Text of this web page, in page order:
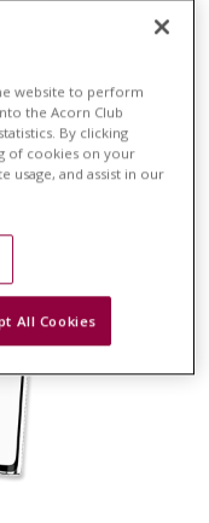
website to perform
the Acorn Club
By clicking
of cookies on your
usage, and assist in our
All Cookies